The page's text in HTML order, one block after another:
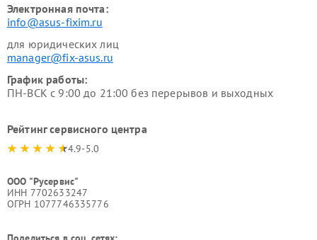
Электронная почта:
info@asus-fixim.ru
для юридических лиц
manager@fix-asus.ru
График работы:
ПН-ВСК с 9:00 до 21:00 без перерывов и выходных
Рейтинг сервисного центра
4.9-5.0
ООО "Русервис"
ИНН 7702633247
ОГРН 1077746335776